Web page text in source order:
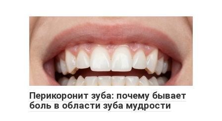
Перикоронит зуба: почему бывает
боль в области зуба мудрости